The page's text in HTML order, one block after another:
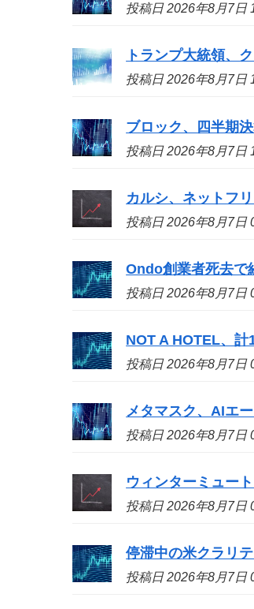
投稿日 2026年8月7日
トランプ大統領、
投稿日 2026年8月7日
ブロック、四半期
投稿日 2026年8月7日
カルシ、ネットフ
投稿日 2026年8月7日
Ondo創業者死去で
投稿日 2026年8月7日
NOT A HOTEL、
投稿日 2026年8月7日
メタマスク、AIエ
投稿日 2026年8月7日
ウィンターミュー
投稿日 2026年8月7日
停滞中の米クラリ
投稿日 2026年8月7日